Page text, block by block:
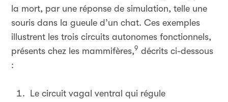
la mort, par une réponse de simulation, telle une
souris dans la gueule d’un chat. Ces exemples
illustrent les trois circuits autonomes fonctionnels,
présents chez les mammifères,9 décrits ci-dessous
:
Le circuit vagal ventral qui régule